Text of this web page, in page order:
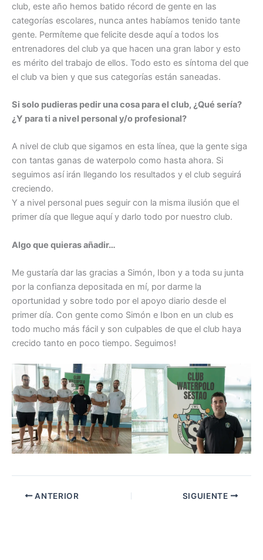
club, este año hemos batido récord de gente en las
categorías escolares, nunca antes habíamos tenido tante
gente. Permíteme que felicite desde aquí a todos los
entrenadores del club ya que hacen una gran labor y esto
es mérito del trabajo de ellos. Todo esto es síntoma del que
el club va bien y que sus categorías están saneadas.
Si solo pudieras pedir una cosa para el club, ¿Qué sería?
¿Y para ti a nivel personal y/o profesional?
A nivel de club que sigamos en esta línea, que la gente siga
con tantas ganas de waterpolo como hasta ahora. Si
seguimos así irán llegando los resultados y el club seguirá
creciendo.
Y a nivel personal pues seguir con la misma ilusión que el
primer día que llegue aquí y darlo todo por nuestro club.
Algo que quieras añadir…
Me gustaría dar las gracias a Simón, Ibon y a toda su junta
por la confianza depositada en mí, por darme la
oportunidad y sobre todo por el apoyo diario desde el
primer día. Con gente como Simón e Ibon en un club es
todo mucho más fácil y son culpables de que el club haya
crecido tanto en poco tiempo. Seguimos!
ANTERIOR SIGUIENTE